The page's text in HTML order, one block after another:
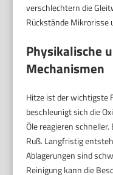
verschlechtern die
Rückstände Mikrorisse
Physikalische
Mechanismen
Hitze ist der wichtigste
beschleunigt sich die
Öle reagieren
Ruß. Langfristig
Ablagerungen sind
Reinigung kann die